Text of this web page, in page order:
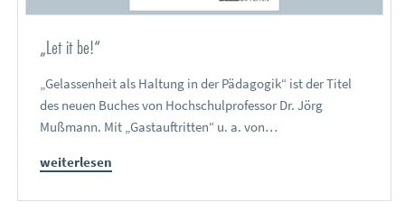
„Let it be!“
„Gelassenheit als Haltung in der Pädagogik“ ist der Titel
des neuen Buches von Hochschulprofessor Dr. Jörg
Mußmann. Mit „Gastauftritten“ u. a. von…
weiterlesen